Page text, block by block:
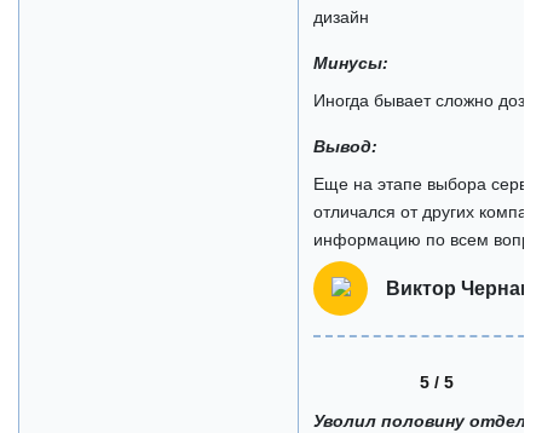
дизайн
Минусы:
Иногда бывает сложно
Вывод:
Еще на этапе выбора
отличался от других
информацию по всем
Виктор
5 / 5
Уволил половину отдела